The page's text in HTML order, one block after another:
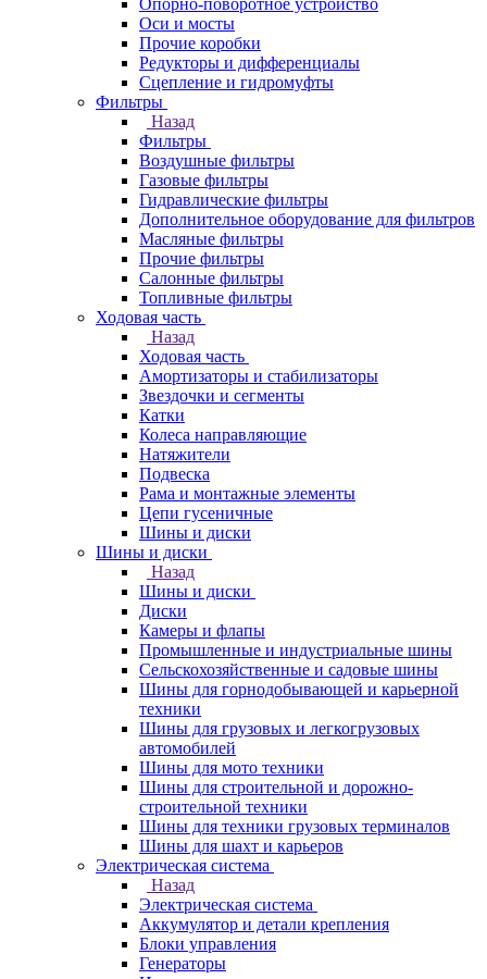
Опорно-поворотное устройство
Оси и мосты
Прочие коробки
Редукторы и дифференциалы
Сцепление и гидромуфты
Фильтры
Назад
Фильтры
Воздушные фильтры
Газовые фильтры
Гидравлические фильтры
Дополнительное оборудование для фильтров
Масляные фильтры
Прочие фильтры
Салонные фильтры
Топливные фильтры
Ходовая часть
Назад
Ходовая часть
Амортизаторы и стабилизаторы
Звездочки и сегменты
Катки
Колеса направляющие
Натяжители
Подвеска
Рама и монтажные элементы
Цепи гусеничные
Шины и диски
Шины и диски
Назад
Шины и диски
Диски
Камеры и флапы
Промышленные и индустриальные шины
Сельскохозяйственные и садовые шины
Шины для горнодобывающей и карьерной
техники
Шины для грузовых и легкогрузовых
автомобилей
Шины для мото техники
Шины для строительной и дорожно-
строительной техники
Шины для техники грузовых терминалов
Шины для шахт и карьеров
Электрическая система
Назад
Электрическая система
Аккумулятор и детали крепления
Блоки управления
Генераторы